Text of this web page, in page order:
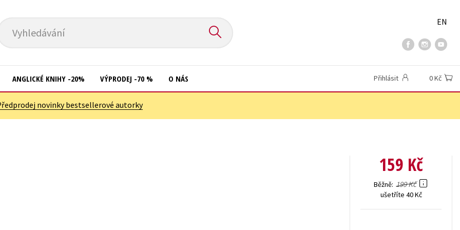
Vyhledávání
EN
ANGLICKÉ KNIHY -20% VÝPRODEJ -70 % O NÁS Přihlásit 0 Kč
novinky bestsellerové autorky
159 Kč
Běžně 199 Kč
ušetříte 40 Kč